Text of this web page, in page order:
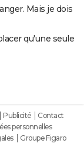
Mais je dois
qu'une seule
Publicité
Contact
personnelles
Groupe Figaro